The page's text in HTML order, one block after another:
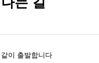
이 출발합니다